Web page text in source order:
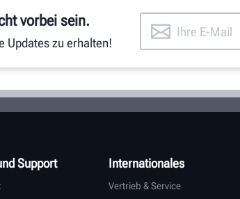
vorbei sein.
Updates zu erhalten!
Support Internationales
Vertrieb & Service